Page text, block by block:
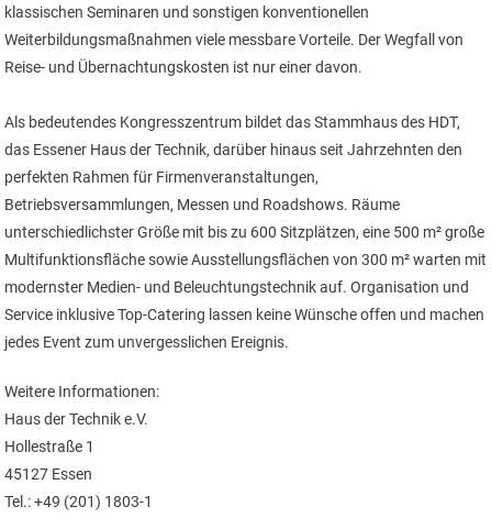
klassischen Seminaren und sonstigen konventionellen
Weiterbildungsmaßnahmen viele messbare Vorteile. Der Wegfall von
Reise- und Übernachtungskosten ist nur einer davon.
Als bedeutendes Kongresszentrum bildet das Stammhaus des HDT,
das Essener Haus der Technik, darüber hinaus seit Jahrzehnten den
perfekten Rahmen für Firmenveranstaltungen,
Betriebsversammlungen, Messen und Roadshows. Räume
unterschiedlichster Größe mit bis zu 600 Sitzplätzen, eine 500 m² große
Multifunktionsfläche sowie Ausstellungsflächen von 300 m² warten mit
modernster Medien- und Beleuchtungstechnik auf. Organisation und
Service inklusive Top-Catering lassen keine Wünsche offen und machen
jedes Event zum unvergesslichen Ereignis.
Weitere Informationen:
Haus der Technik e.V.
Hollestraße 1
45127 Essen
Tel.: +49 (201) 1803-1